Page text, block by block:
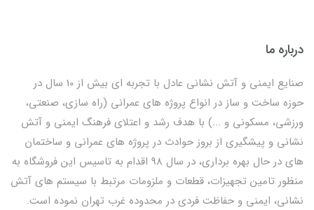
درباره ما
صنایع ایمنی و آتش نشانی عادل با تجربه ای بیش از 10 سال در
حوزه ساخت و ساز در انواع پروژه های عمرانی (راه سازی، صنعتی،
ورزشی، مسکونی و ...) با هدف رشد و اعتلای فرهنگ ایمنی و آتش
نشانی و پیشگیری از بروز حوادث در پروژه های عمرانی و ساختمان
های در حال بهره برداری، در سال 98 اقدام به تاسیس این فروشگاه به
منظور تامین تجهیزات، قطعات و ملزومات مرتبط با سیستم های آتش
نشانی، ایمنی و حفاظت فردی در محدوده غرب تهران نموده است.